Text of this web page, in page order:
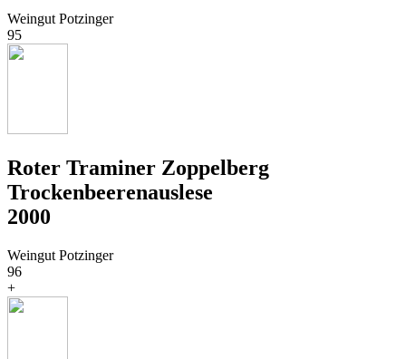
Weingut Potzinger
95
Roter Traminer Zoppelberg
Trockenbeerenauslese
2000
Weingut Potzinger
96
+